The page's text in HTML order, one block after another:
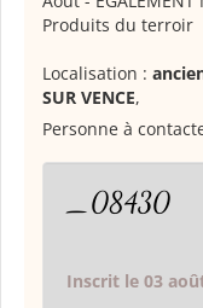
Produits du terroir
Localisation :
SUR VENCE,
Personne à
_08430
Inscrit le 03